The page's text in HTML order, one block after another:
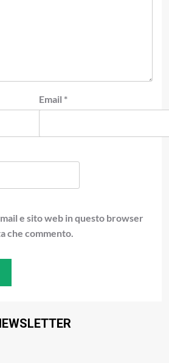
Email *
e sito web in questo browser
che commento.